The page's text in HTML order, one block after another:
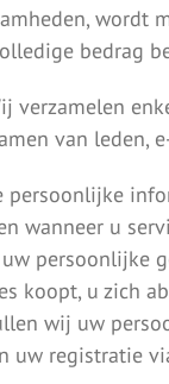
wordt
bedrag
verzamelen
van leden,
persoonlijke
wanneer u
persoonlijke
koopt, u zich
wij uw
registratie